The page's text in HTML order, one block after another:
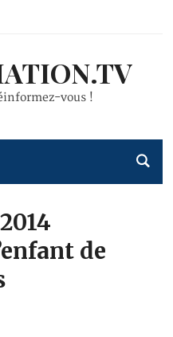
vous !
de